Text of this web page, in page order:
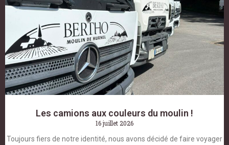
Les camions aux couleurs du moulin !
16 juillet 2026
Toujours fiers de notre identité, nous avons décidé de faire voyager